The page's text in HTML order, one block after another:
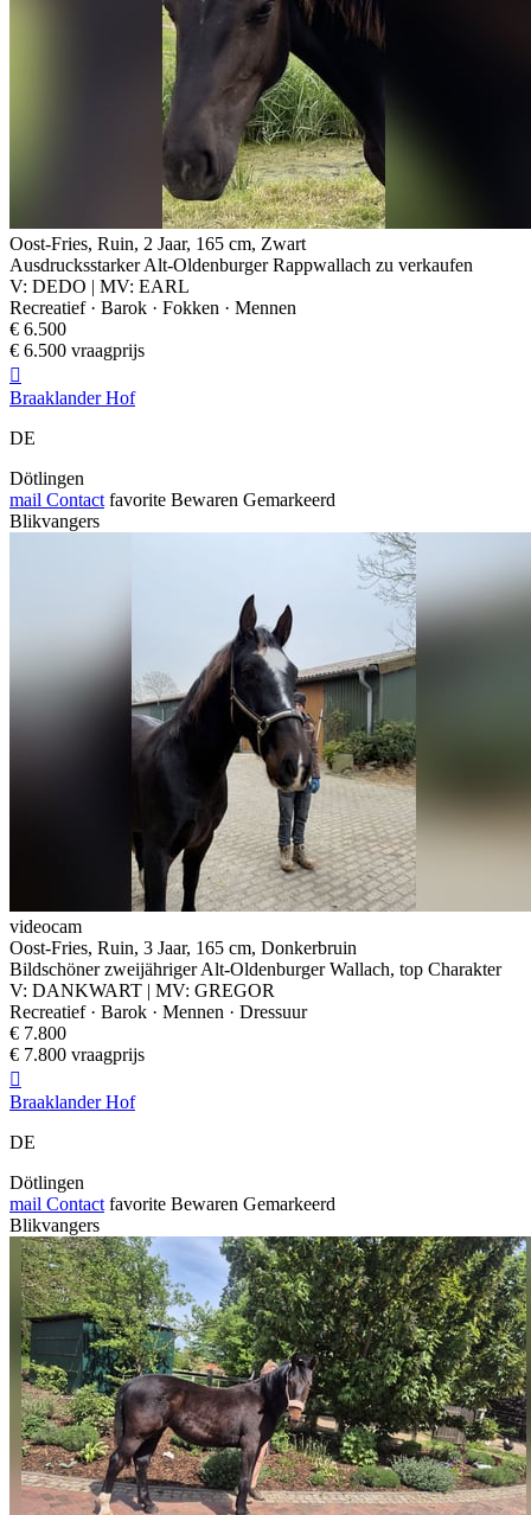
Oost-Fries, Ruin, 2 Jaar, 165 cm, Zwart
Ausdrucksstarker Alt-Oldenburger Rappwallach zu verkaufen
V: DEDO | MV: EARL
Recreatief · Barok · Fokken · Mennen
€ 6.500
€ 6.500 vraagprijs

Braaklander Hof
DE
Dötlingen
mail Contact favorite Bewaren Gemarkeerd
Blikvangers
videocam
Oost-Fries, Ruin, 3 Jaar, 165 cm, Donkerbruin
Bildschöner zweijähriger Alt-Oldenburger Wallach, top Charakter
V: DANKWART | MV: GREGOR
Recreatief · Barok · Mennen · Dressuur
€ 7.800
€ 7.800 vraagprijs

Braaklander Hof
DE
Dötlingen
mail Contact favorite Bewaren Gemarkeerd
Blikvangers